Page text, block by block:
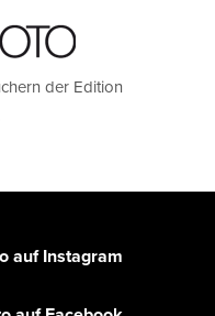
der Edition
auf Instagram